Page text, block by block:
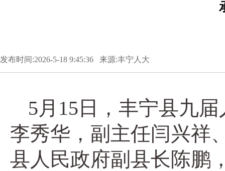
发布时间:2026-5-18 9:45:36 来源:丰宁人大
5月15日，丰宁县九
李秀华，副主任闫兴祥
县人民政府副县长陈鹏